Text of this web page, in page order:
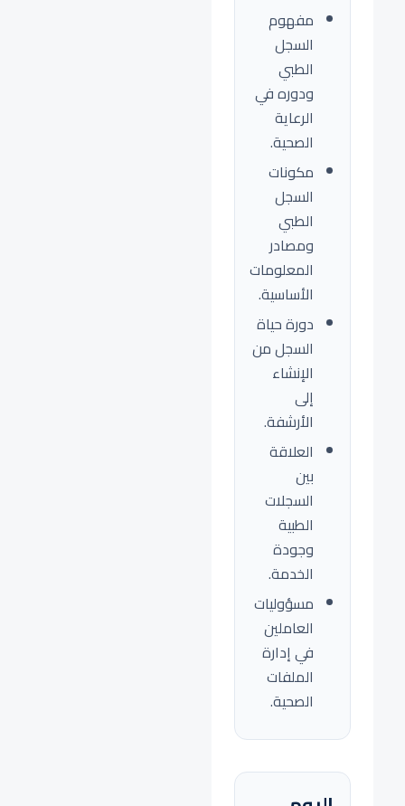
مفهوم
السجل
الطبي
ودوره في
الرعاية
الصحية.
مكونات
السجل
الطبي
ومصادر
المعلومات
الأساسية.
دورة حياة
السجل من
الإنشاء
إلى
الأرشفة.
العلاقة
بين
السجلات
الطبية
وجودة
الخدمة.
مسؤوليات
العاملين
في إدارة
الملفات
الصحية.